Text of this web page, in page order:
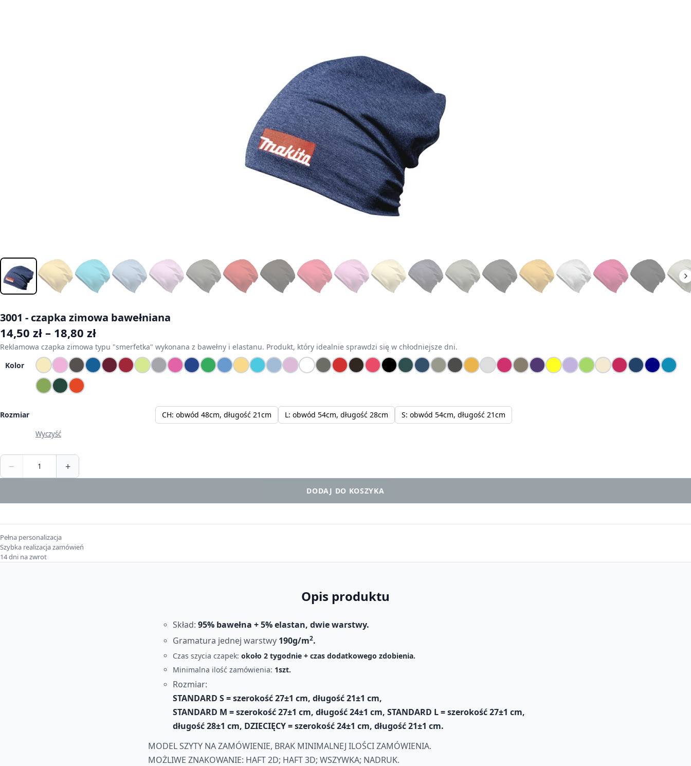
3001 - czapka zimowa bawełniana
14,50 zł – 18,80 złZakres cen: od 14,50 zł do 18,80 zł
Reklamowa czapka zimowa typu "smerfetka" wykonana z bawełny i elastanu. Produkt, który idealnie sprawdzi się w chłodniejsze dni.
Kolor
Rozmiar CH: obwód 48cm, długość 21cm L: obwód 54cm, długość 28cm S: obwód 54cm, długość 21cm
Wyczyść
− +
DODAJ DO KOSZYKA
Pełna personalizacja
Szybka realizacja zamówień
14 dni na zwrot
Opis produktu
Skład: 95% bawełna + 5% elastan, dwie warstwy.
Gramatura jednej warstwy 190g/m2.
Czas szycia czapek: około 2 tygodnie + czas dodatkowego zdobienia.
Minimalna ilość zamówienia: 1szt.
Rozmiar:
STANDARD S = szerokość 27±1 cm, długość 21±1 cm,
STANDARD M = szerokość 27±1 cm, długość24±1 cm, STANDARD L = szerokość 27±1 cm,
długość 28±1 cm, DZIECIĘCY = szerokość 24±1 cm, długość21±1 cm.
MODEL SZYTY NA ZAMÓWIENIE, BRAK MINIMALNEJ ILOŚCI ZAMÓWIENIA.
MOŻLIWE ZNAKOWANIE: HAFT 2D; HAFT 3D; WSZYWKA; NADRUK.